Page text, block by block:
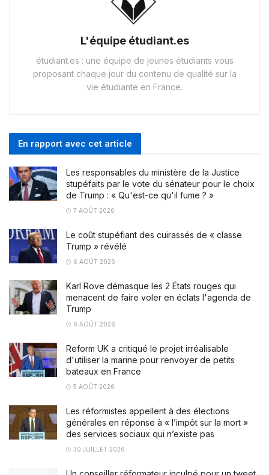
L'équipe étudiant.es
étudiant.es : une équipe de jeunes étudiants vous
proposant chaque jour du contenu de qualité sur la
vie étudiante en France.
En rapport avec cet article
Les responsables du ministère de la Justice
stupéfaits par le vote du sénateur pour le choix
de Trump : « Qu'est-ce qu'il fume ? »
7 AOÛT 2026
Le coût stupéfiant des cuirassés de « classe
Trump » révélé
6 AOÛT 2026
Karl Rove démasque les 2 États rouges qui
menacent de faire voler en éclats l'agenda de
Trump
6 AOÛT 2026
Reform UK a critiqué le projet irréalisable
d'utiliser la marine pour renvoyer de petits
bateaux en France
5 AOÛT 2026
Les réformistes appellent à des élections
générales en réponse à « l’impôt sur la mort »
des services sociaux qui n’existe pas
30 JUILLET 2026